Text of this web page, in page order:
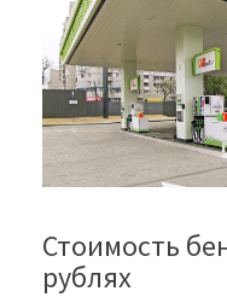
Стоимость
рублях